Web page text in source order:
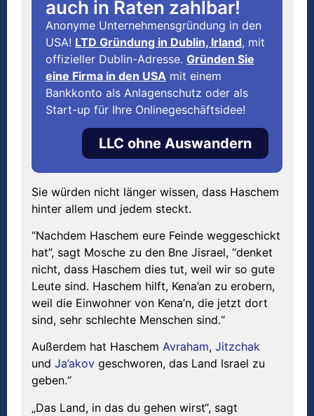
auch in Raten zahlbar!
Anonyme Unternehmensgründung in den
USA! LTD Gründung in Dublin, Irland, mit
offizieller Dublin-Adresse. Gründen Sie
eine Firma in den USA mit einem
Bankkonto als Anlagenschutz oder als
Start-up für Ihre Onlinegeschäftsidee!
LLC ohne Auswandern
Sie würden nicht länger wissen, dass Haschem
hinter allem und jedem steckt.
“Nachdem Haschem eure Feinde weggeschickt
hat”, sagt Mosche zu den Bne Jisrael, “denket
nicht, dass Haschem dies tut, weil wir so gute
Leute sind. Haschem hilft, Kena’an zu erobern,
weil die Einwohner von Kena’n, die jetzt dort
sind, sehr schlechte Menschen sind.“
Außerdem hat Haschem Avraham, Jitzchak
und Ja’akov geschworen, das Land Israel zu
geben.“
„Das Land, in das du gehen wirst“, sagt